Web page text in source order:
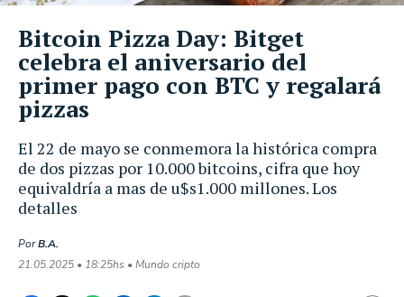
El 22 de mayo se conmemora la histórica compra
de dos pizzas por 10.000 bitcoins, cifra que hoy
equivaldría a mas de u$s1.000 millones. Los
detalles
PorB.A.
21.05.2025 • 18:25hs • Mundo cripto
Bitcoin Pizza Day: Bitget
celebra el aniversario del
primer pago con BTC y regalará
pizzas